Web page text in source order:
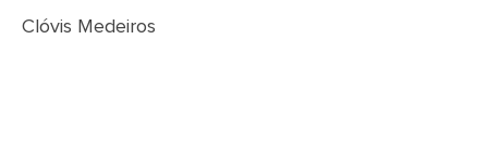
Clóvis Medeiros